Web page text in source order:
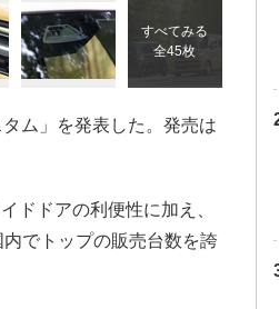
すべてみる
全45枚
ム」を発表した。発売は
ドドアの利便性に加え、
でトップの販売台数を誇